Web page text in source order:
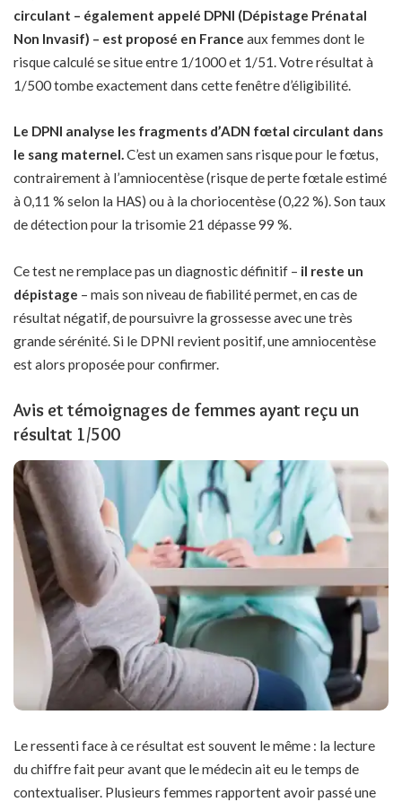
circulant – également appelé DPNI (Dépistage Prénatal
Non Invasif) – est proposé en France aux femmes dont le
risque calculé se situe entre 1/1000 et 1/51. Votre résultat à
1/500 tombe exactement dans cette fenêtre d’éligibilité.
Le DPNI analyse les fragments d’ADN fœtal circulant dans
le sang maternel.C’est un examen sans risque pour le fœtus,
contrairement à l’amniocentèse (risque de perte fœtale estimé
à 0,11 % selon la HAS) ou à la choriocentèse (0,22 %). Son taux
de détection pour la trisomie 21 dépasse 99 %.
Ce test ne remplace pas un diagnostic définitif – il reste un
dépistage – mais son niveau de fiabilité permet, en cas de
résultat négatif, de poursuivre la grossesse avec une très
grande sérénité. Si le DPNI revient positif, une amniocentèse
est alors proposée pour confirmer.
Avis et témoignages de femmes ayant reçu un
résultat 1/500
Le ressenti face à ce résultat est souvent le même : la lecture
du chiffre fait peur avant que le médecin ait eu le temps de
contextualiser. Plusieurs femmes rapportent avoir passé une